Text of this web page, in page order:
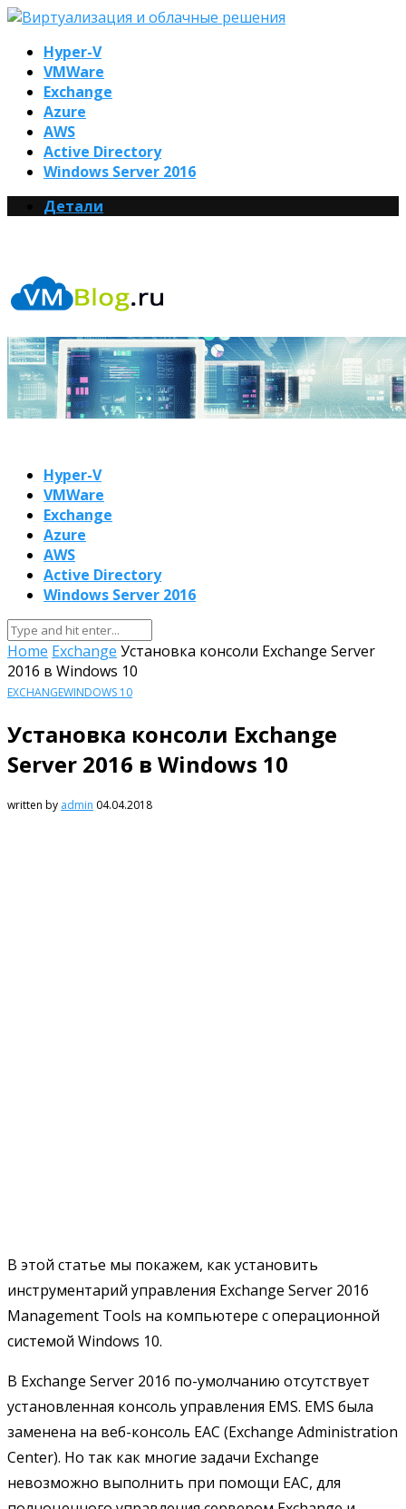
Hyper-V
VMWare
Exchange
Azure
AWS
Active Directory
Windows Server 2016
Детали
Hyper-V
VMWare
Exchange
Azure
AWS
Active Directory
Windows Server 2016
Home Exchange Установка консоли Exchange Server
2016 в Windows 10
EXCHANGEWINDOWS 10
Установка консоли Exchange
Server 2016 в Windows 10
written by admin 04.04.2018
В этой статье мы покажем, как установить
инструментарий управления Exchange Server 2016
Management Tools на компьютере с операционной
системой Windows 10.
В Exchange Server 2016 по-умолчанию отсутствует
установленная консоль управления EMS. EMS была
заменена на веб-консоль EAC (Exchange Administration
Center). Но так как многие задачи Exchange
невозможно выполнить при помощи EAC, для